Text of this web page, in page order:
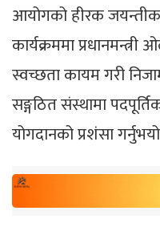
आयोगको हीरक
कार्यक्रममा प्रधानमन्त्री
स्वच्छता कायम गरी
सङ्गठित संस्थामा
योगदानको प्रशंसा